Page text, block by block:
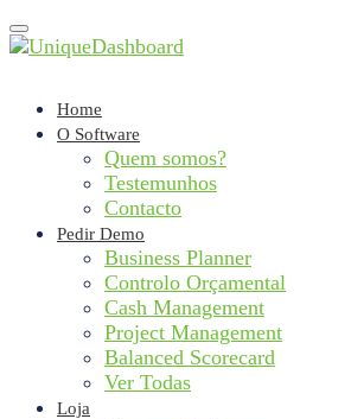
Toggle
navigation
Home
O Software
Quem somos?
Testemunhos
Contacto
Pedir Demo
Business Planner
Controlo Orçamental
Cash Management
Project Management
Balanced Scorecard
Ver Todas
Loja